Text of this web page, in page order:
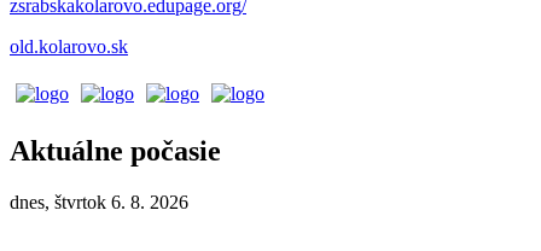
zsrabskakolarovo.edupage.org/
old.kolarovo.sk
Aktuálne počasie
dnes, štvrtok 6. 8. 2026